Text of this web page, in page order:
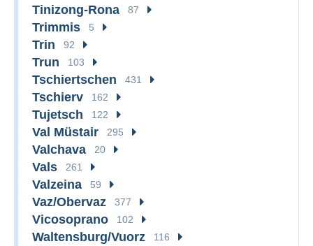
Tinizong-Rona 87
Trimmis 5
Trin 92
Trun 103
Tschiertschen 431
Tschierv 162
Tujetsch 122
Val Müstair 295
Valchava 20
Vals 261
Valzeina 59
Vaz/Obervaz 377
Vicosoprano 102
Waltensburg/Vuorz 116